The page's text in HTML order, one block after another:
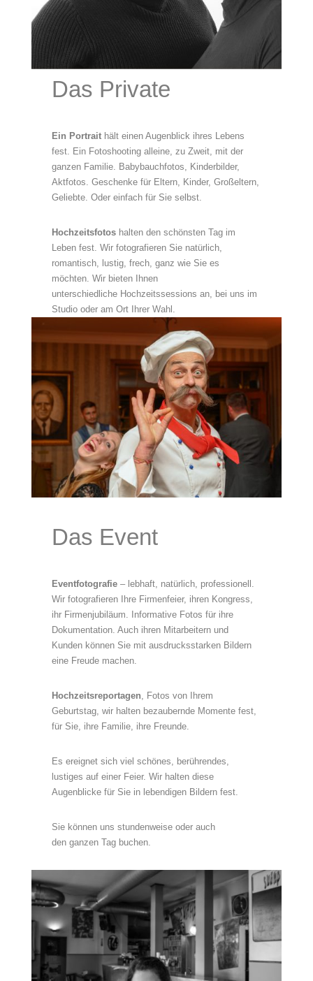
Das Private
Ein Portraithält einen Augenblick ihres Lebens
fest. Ein Fotoshooting alleine, zu Zweit, mit der
ganzen Familie. Babybauchfotos , Kinderbilder,
Aktfotos. Geschenke für Eltern, Kinder, Großeltern,
Geliebte. Oder einfach für Sie selbst.
Hochzeitsfotos halten den schönsten Tag im
Leben fest. Wir fotografieren Sie natürlich,
romantisch, lustig, frech, ganz wie Sie es
möchten. Wir bieten Ihnen
unterschiedliche Hochzeitssessions an, bei uns im
Studio oder am Ort Ihrer Wahl.
Das Event
Eventfotografie– lebhaft, natürlich, professionell.
Wir fotografieren Ihre Firmenfeier, ihren Kongress,
ihr Firmenjubiläum. Informative Fotos für ihre
Dokumentation. Auch ihren Mitarbeitern und
Kunden können Sie mit ausdrucksstarken Bildern
eine Freude machen.
Hochzeitsreportagen, Fotos von Ihrem
Geburtstag, wir halten bezaubernde Momente fest,
für Sie, ihre Familie, ihre Freunde.
Es ereignet sich viel schönes, berührendes,
lustiges auf einer Feier. Wir halten diese
Augenblicke für Sie in lebendigen Bildern fest.
Sie können uns stundenweise oder auch
den ganzen Tagbuchen.